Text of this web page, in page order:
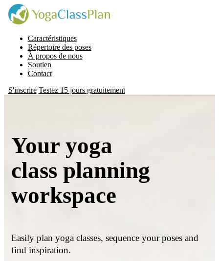
Caractéristiques
Répertoire des poses
À propos de nous
Soutien
Contact
S'inscrire Testez 15 jours gratuitement
Your yoga
class planning
workspace
Easily plan yoga classes, sequence your poses and
find inspiration.